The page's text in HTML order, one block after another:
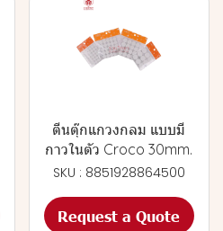
ตีนตุ๊กแกวงกลม แบบมี
กาวในตัว Croco 30mm.
SKU : 8851928864500
Request a Quote